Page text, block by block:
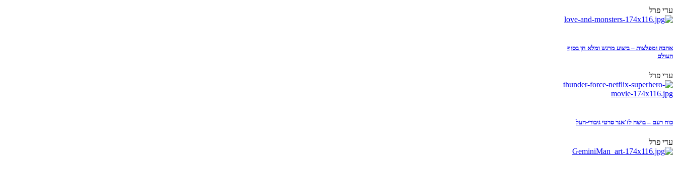
עדי פרל
אהבה ומפלצות – ביצוע מרגש ומלא חן בסוף
העולם
עדי פרל
כוח רעם – בושה לז'אנר סרטי גיבורי-העל
עדי פרל